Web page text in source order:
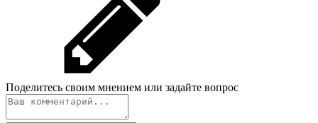
Поделитесь своим мнением или задайте вопрос